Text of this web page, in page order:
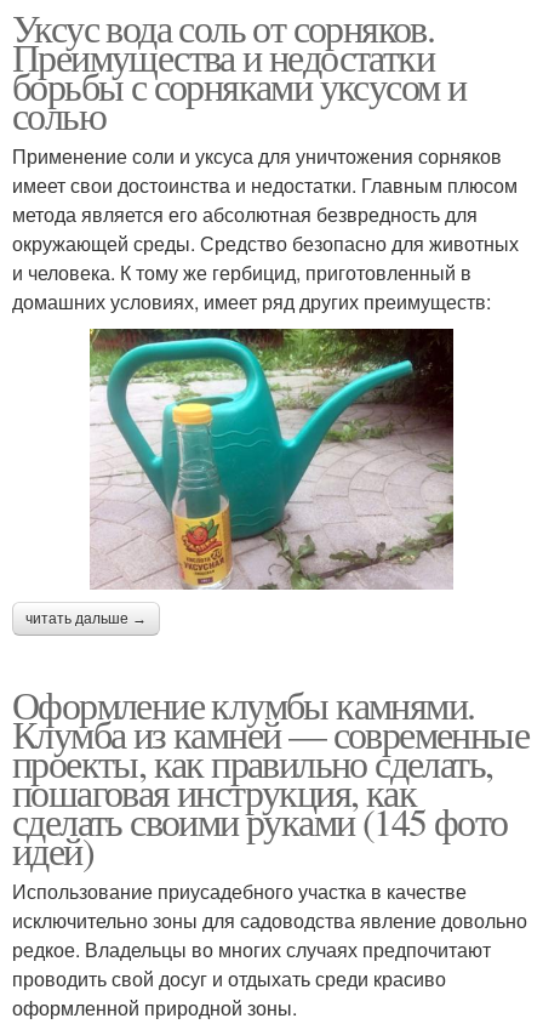
Уксус вода соль от сорняков.
Преимущества и недостатки
борьбы с сорняками уксусом и
солью
Применение соли и уксуса для уничтожения сорняков
имеет свои достоинства и недостатки. Главным плюсом
метода является его абсолютная безвредность для
окружающей среды. Средство безопасно для животных
и человека. К тому же гербицид, приготовленный в
домашних условиях, имеет ряд других преимуществ:
читать дальше →
Оформление клумбы камнями.
Клумба из камней — современные
проекты, как правильно сделать,
пошаговая инструкция, как
сделать своими руками (145 фото
идей)
Использование приусадебного участка в качестве
исключительно зоны для садоводства явление довольно
редкое. Владельцы во многих случаях предпочитают
проводить свой досуг и отдыхать среди красиво
оформленной природной зоны.